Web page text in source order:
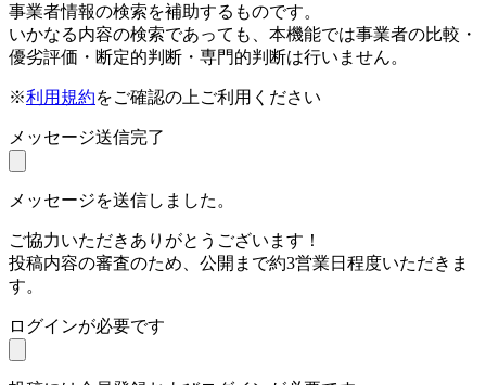
事業者情報の検索を補助するものです。
いかなる内容の検索であっても、本機能では事業者の比較・
優劣評価・断定的判断・専門的判断は行いません。
※利用規約をご確認の上ご利用ください
メッセージ送信完了
メッセージを送信しました。
ご協力いただきありがとうございます！
投稿内容の審査のため、公開まで約3営業日程度いただきま
す。
ログインが必要です